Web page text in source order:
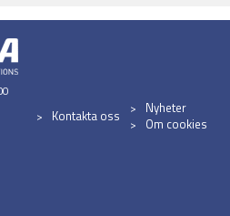
Kontakta oss
Nyheter
Om cookies